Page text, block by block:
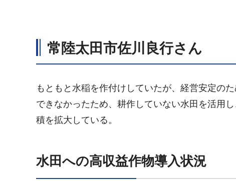
常陸太田市佐川良行さん
もともと水稲を作付けしていたが、経営安定の
できなかったため、耕作していない水田を活用
積を拡大している。
水田への高収益作物導入状況